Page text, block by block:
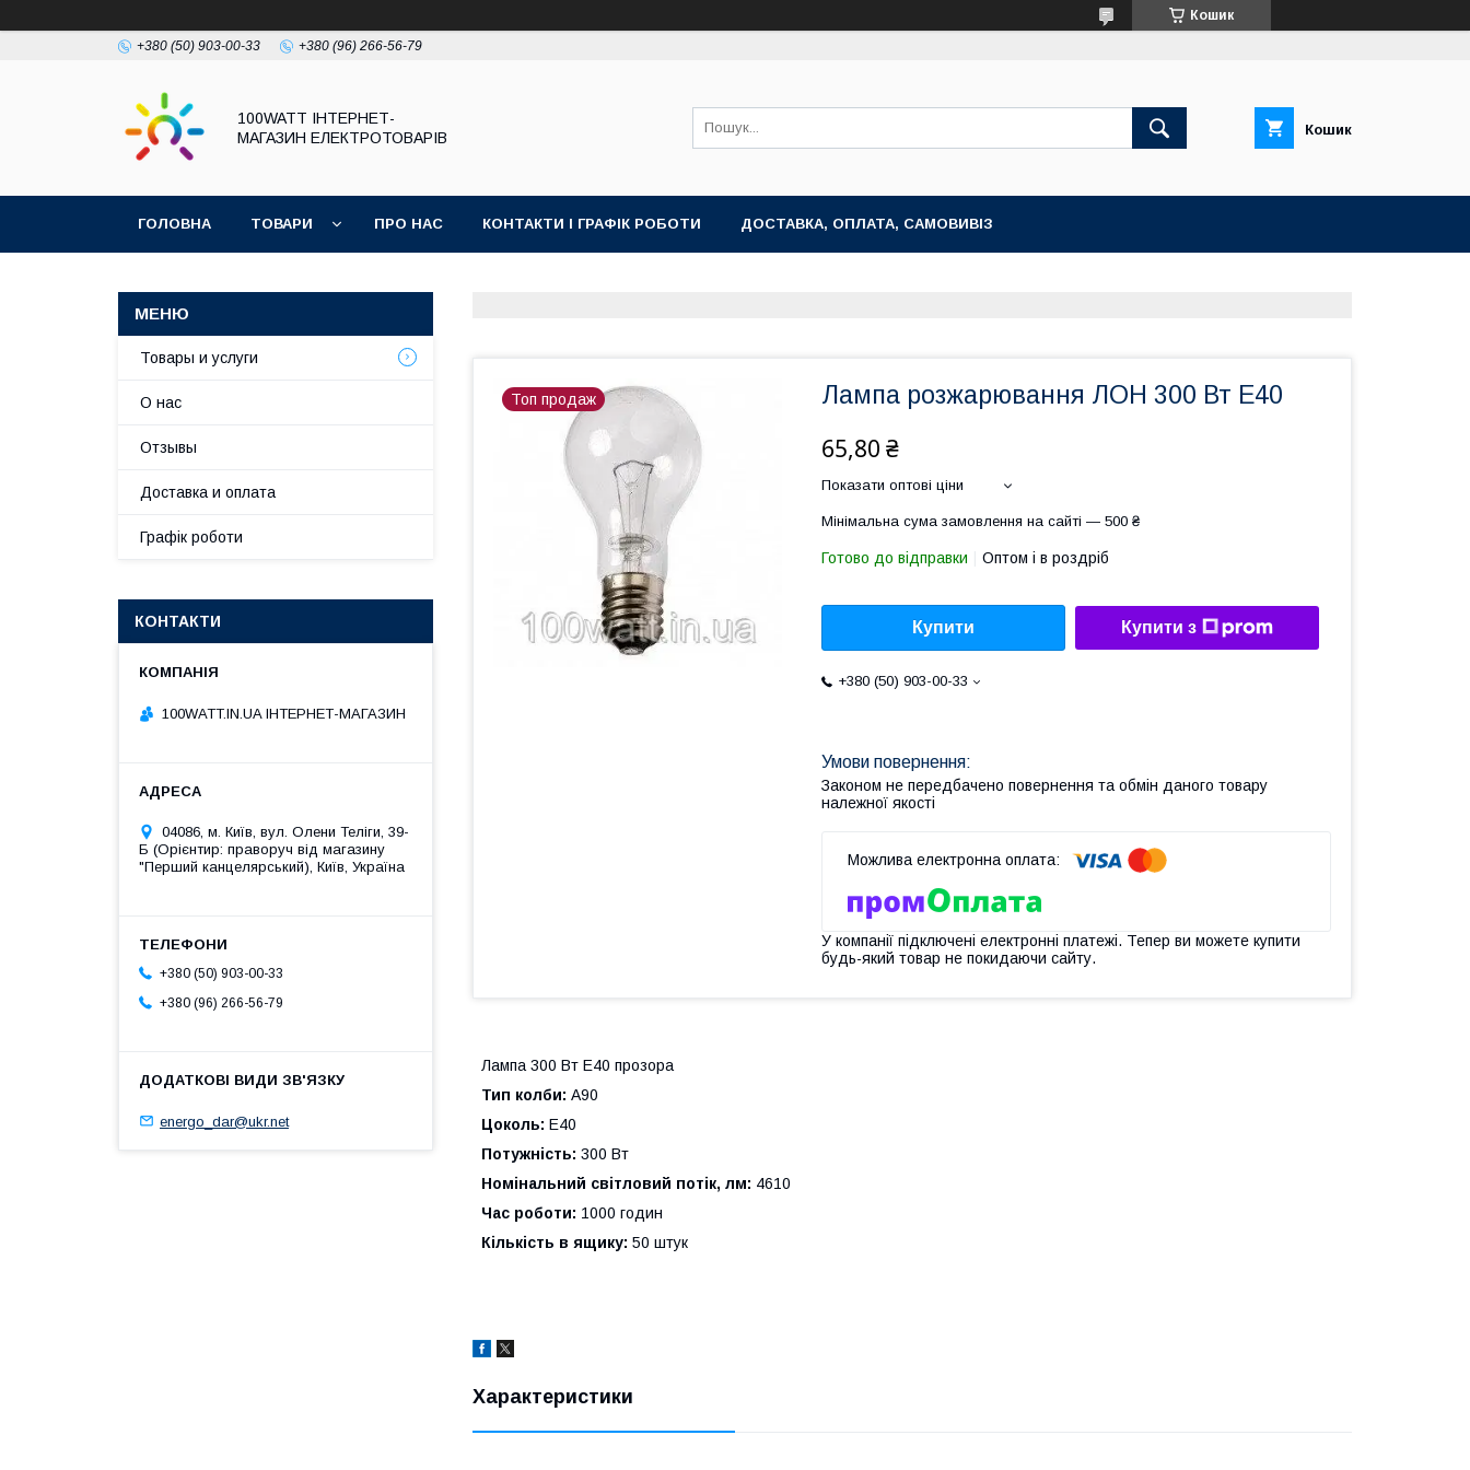
Кошик
+380 (50) 903-00-33 +380 (96) 266-56-79
100WATT ІНТЕРНЕТ-
МАГАЗИН ЕЛЕКТРОТОВАРІВ
Кошик
ГОЛОВНА ТОВАРИ ПРО НАС КОНТАКТИ І ГРАФІК РОБОТИ ДОСТАВКА, ОПЛАТА, САМОВИВІЗ
Топ продаж Лампа розжарювання ЛОН 300 Вт Е40
65,80 ₴
Показати оптові ціни
Мінімальна сума замовлення на сайті — 500 ₴
Готово до відправки Оптом і в роздріб
Купити Купити з
+380 (50) 903-00-33
Законом не передбачено повернення та обмін даного товару
належної якості
У компанії підключені електронні платежі. Тепер ви можете купити
будь-який товар не покидаючи сайту.
Лампа 300 Вт Е40 прозора
Тип колби: А90
Цоколь: Е40
Потужність: 300 Вт
Номінальний світловий потік, лм: 4610
Час роботи: 1000 годин
Кількість в ящику: 50 штук
Характеристики
Товары и услуги
О нас
Отзывы
Доставка и оплата
Графік роботи
КОНТАКТИ
100WATT.IN.UA ІНТЕРНЕТ-МАГАЗИН
04086, м. Київ, вул. Олени Теліги, 39-
Б (Орієнтир: праворуч від магазину
"Перший канцелярський), Київ, Україна
+380 (50) 903-00-33
+380 (96) 266-56-79
energo_dar@ukr.net